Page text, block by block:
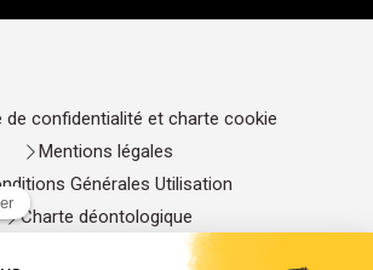
de confidentialité et charte cookie
Mentions légales
Générales Utilisation
Charte déontologique